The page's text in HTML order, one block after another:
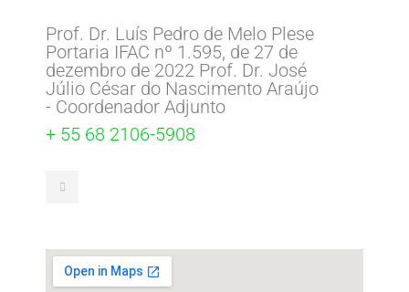
Prof. Dr. Luís Pedro de Melo Plese
Portaria IFAC nº 1.595, de 27 de
dezembro de 2022 Prof. Dr. José
Júlio César do Nascimento Araújo
- Coordenador Adjunto
+ 55 68 2106-5908